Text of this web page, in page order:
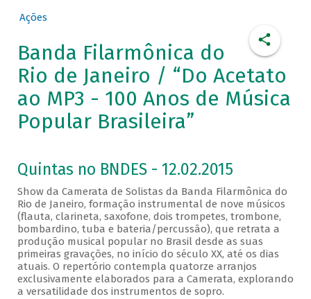
Ações
Banda Filarmônica do
Rio de Janeiro / “Do Acetato
ao MP3 - 100 Anos de Música
Popular Brasileira”
Quintas no BNDES - 12.02.2015
Show da Camerata de Solistas da Banda Filarmônica do
Rio de Janeiro, formação instrumental de nove músicos
(flauta, clarineta, saxofone, dois trompetes, trombone,
bombardino, tuba e bateria/percussão), que retrata a
produção musical popular no Brasil desde as suas
primeiras gravações, no início do século XX, até os dias
atuais. O repertório contempla quatorze arranjos
exclusivamente elaborados para a Camerata, explorando
a versatilidade dos instrumentos de sopro.